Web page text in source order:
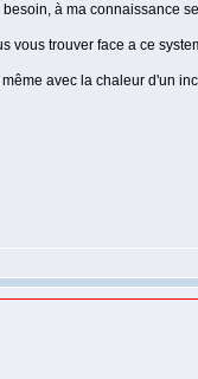
à ma connaissance
vous trouver face a ce
avec la chaleur d'un